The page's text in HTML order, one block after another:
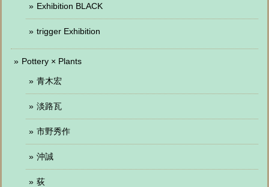
Exhibition BLACK
trigger Exhibition
Pottery × Plants
青木宏
淡路瓦
市野秀作
沖誠
荻